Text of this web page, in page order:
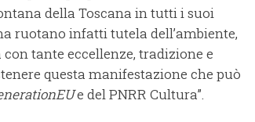
della Toscana in tutti i suoi
ruotano infatti tutela dell’ambiente,
tante eccellenze, tradizione e
questa manifestazione che può
e del PNRR Cultura”.